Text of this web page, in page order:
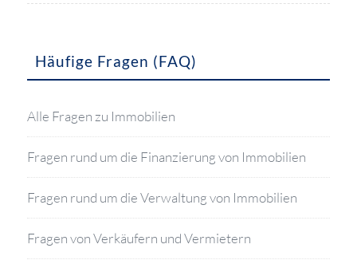
Häufige Fragen (FAQ)
Alle Fragen zu Immobilien
Fragen rund um die Finanzierung von Immobilien
Fragen rund um die Verwaltung von Immobilien
Fragen von Verkäufern und Vermietern